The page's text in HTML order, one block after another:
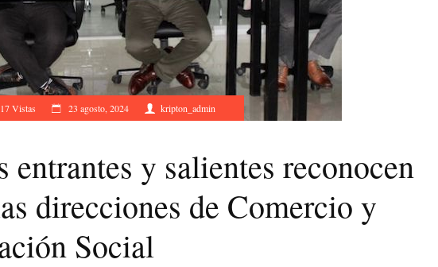
Vistas 23 agosto, 2024 kripton_admin
entrantes y salientes reconocen
direcciones de Comercio y
Social